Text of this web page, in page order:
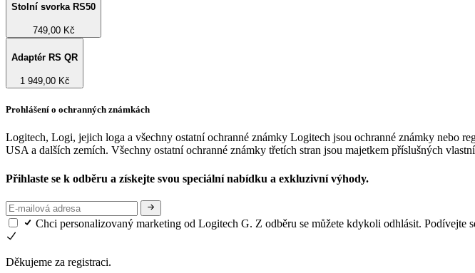
Stolní svorka RS50
749,00 Kč
Adaptér RS QR
1 949,00 Kč
Prohlášení o ochranných známkách
Logitech, Logi, jejich loga a všechny ostatní ochranné známky Logitech jsou ochranné známky nebo
USA a dalších zemích. Všechny ostatní ochranné známky třetích stran jsou majetkem příslušných
Přihlaste se k odběru a získejte svou speciální nabídku a exkluzivní výhody.
Chci personalizovaný marketing od Logitech G. Z odběru se můžete kdykoli odhlásit. Podívejte
Děkujeme za registraci.